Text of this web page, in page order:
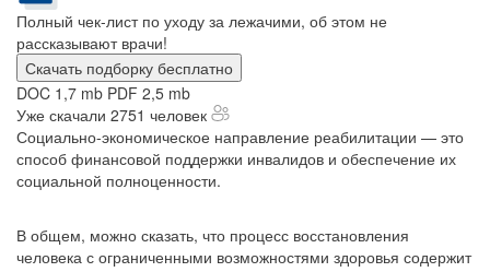
Полный чек-лист по уходу за лежачими, об этом не
рассказывают врачи!
Скачать подборку бесплатно
DOC 1,7 mb PDF 2,5 mb
Уже скачали 2751 человек
Социально-экономическое направление реабилитации — это
способ финансовой поддержки инвалидов и обеспечение их
социальной полноценности.
В общем, можно сказать, что процесс восстановления
человека с ограниченными возможностями здоровья содержит